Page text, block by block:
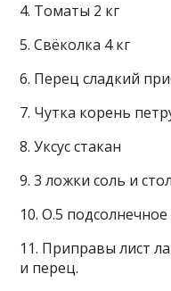
4. Томаты 2 кг
5. Свёколка 4 кг
6. Перец сладкий
7. Чутка корень
8. Уксус стакан
9. 3 ложки соль и
10. О.5
11. Приправы лист
и перец.